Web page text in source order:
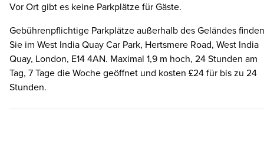
Vor Ort gibt es keine Parkplätze für Gäste.
Gebührenpflichtige Parkplätze außerhalb des Geländes finden
Sie im West India Quay Car Park, Hertsmere Road, West India
Quay, London, E14 4AN. Maximal 1,9 m hoch, 24 Stunden am
Tag, 7 Tage die Woche geöffnet und kosten £24 für bis zu 24
Stunden.